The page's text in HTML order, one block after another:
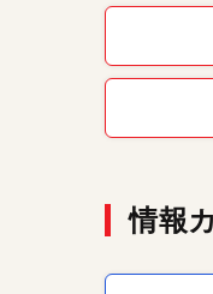
情報